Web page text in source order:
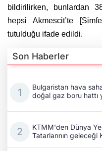
bildirilirken, bunlardan
hepsi Akmescit’te
tutulduğu ifade edildi.
Son Haberler
Bulgaristan hava
doğal gaz boru hattı
KTMM'den Dünya
Tatarlarının geleceği